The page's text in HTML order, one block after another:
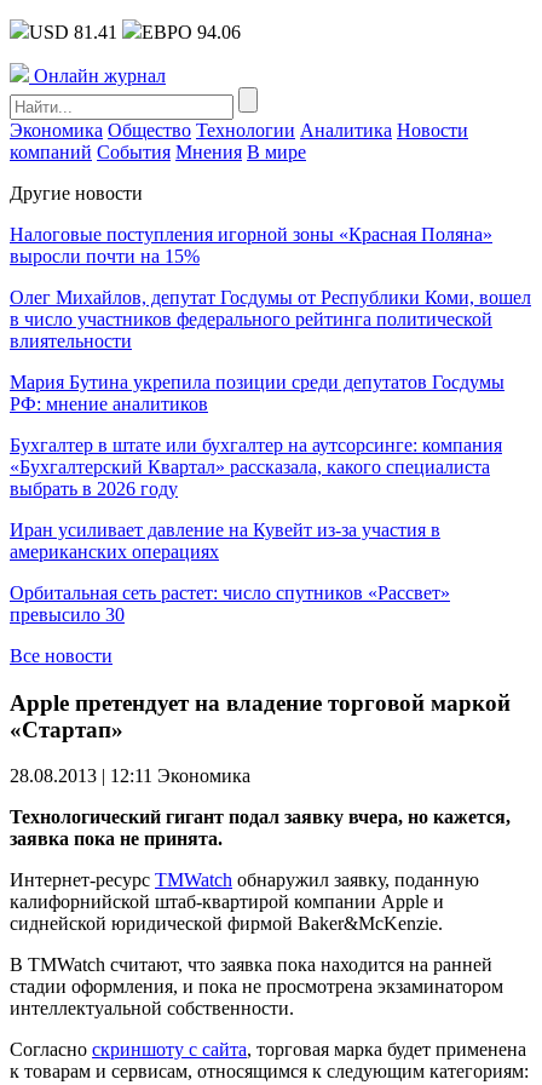
USD 81.41 ЕВРО 94.06
Онлайн журнал
Экономика Общество Технологии Аналитика Новости
компаний События Мнения В мире
Другие новости
Налоговые поступления игорной зоны «Красная Поляна»
выросли почти на 15%
Олег Михайлов, депутат Госдумы от Республики Коми, вошел
в число участников федерального рейтинга политической
влиятельности
Мария Бутина укрепила позиции среди депутатов Госдумы
РФ: мнение аналитиков
Бухгалтер в штате или бухгалтер на аутсорсинге: компания
«Бухгалтерский Квартал» рассказала, какого специалиста
выбрать в 2026 году
Иран усиливает давление на Кувейт из-за участия в
американских операциях
Орбитальная сеть растет: число спутников «Рассвет»
превысило 30
Все новости
Apple претендует на владение торговой маркой
«Стартап»
28.08.2013 | 12:11 Экономика
Технологический гигант подал заявку вчера, но кажется,
заявка пока не принята.
Интернет-ресурс TMWatch обнаружил заявку, поданную
калифорнийской штаб-квартирой компании Apple и
сиднейской юридической фирмой Baker&McKenzie.
В TMWatch считают, что заявка пока находится на ранней
стадии оформления, и пока не просмотрена экзаминатором
интеллектуальной собственности.
Согласно скриншоту с сайта, торговая марка будет применена
к товарам и сервисам, относящимся к следующим категориям: